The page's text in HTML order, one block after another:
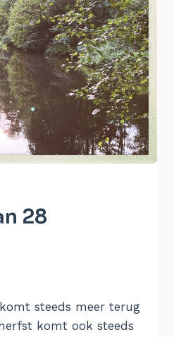
28
steeds meer terug
komt ook steeds